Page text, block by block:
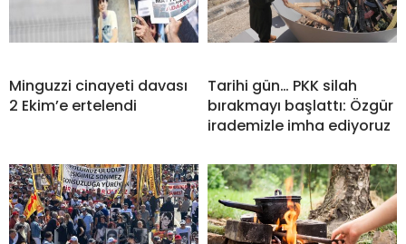
Minguzzi cinayeti davası
2 Ekim’e ertelendi
Tarihi gün… PKK silah
bırakmayı başlattı: Özgür
irademizle imha ediyoruz